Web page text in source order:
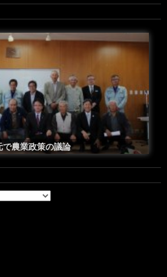
国議会演説後の一コマ
で農業政策の議論